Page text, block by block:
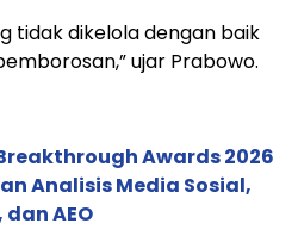
tidak dikelola dengan baik
ujar Prabowo.
Awards 2026
Analisis Media Sosial,
AEO